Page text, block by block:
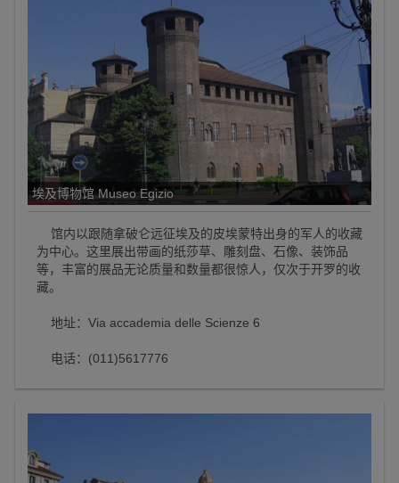
埃及博物馆 Museo Egizio
馆内以跟随拿破仑远征埃及的皮埃蒙特出身的军人的收藏
为中心。这里展出带画的纸莎草、雕刻盘、石像、装饰品
等，丰富的展品无论质量和数量都很惊人，仅次于开罗的收
藏。
地址：Via accademia delle Scienze 6
电话：(011)5617776